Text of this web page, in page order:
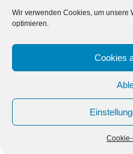
Wir verwenden Cookies, um unsere
optimieren.
Cookies
AGB